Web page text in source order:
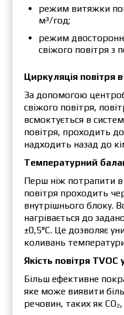
режим витяжки
м³/год;
режим
свіжого повітря з
Циркуляція повітря
За допомогою
свіжого повітря,
всмоктується в
повітря, проходить
надходить назад до
Температурний
Перш ніж потрапити
повітря проходить
внутрішнього блоку.
нагрівається до
±0,5°С. Це дозволяє
коливань
Якість повітря TVOC
Більш ефективне
яке може виявити
речовин, таких як